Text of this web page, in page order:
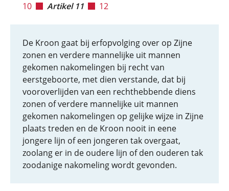
10 Artikel 11 12
De Kroon gaat bij erfopvolging over op Zijne
zonen en verdere mannelijke uit mannen
gekomen nakomelingen bij recht van
eerstgeboorte, met dien verstande, dat bij
vooroverlijden van een rechthebbende diens
zonen of verdere mannelijke uit mannen
gekomen nakomelingen op gelijke wijze in Zijne
plaats treden en de Kroon nooit in eene
jongere lijn of een jongeren tak overgaat,
zoolang er in de oudere lijn of den ouderen tak
zoodanige nakomeling wordt gevonden.